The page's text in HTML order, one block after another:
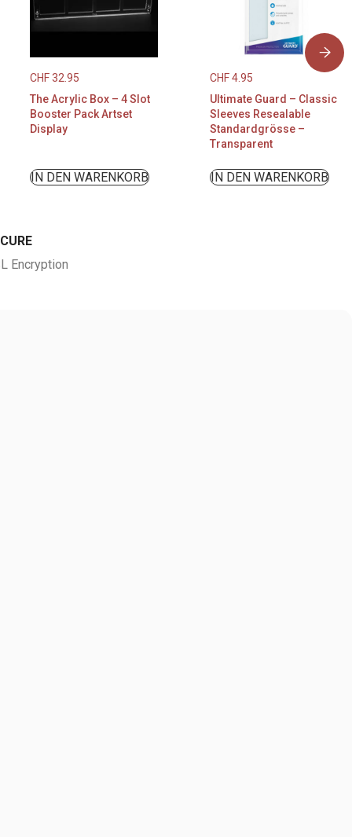
CHF32.95
The Acrylic Box – 4 Slot
Booster Pack Artset
Display
IN DEN WARENKORB
CHF4.95
Ultimate Guard – Classic
Sleeves Resealable
Standardgrösse –
Transparent
IN DEN WARENKORB
Encryption